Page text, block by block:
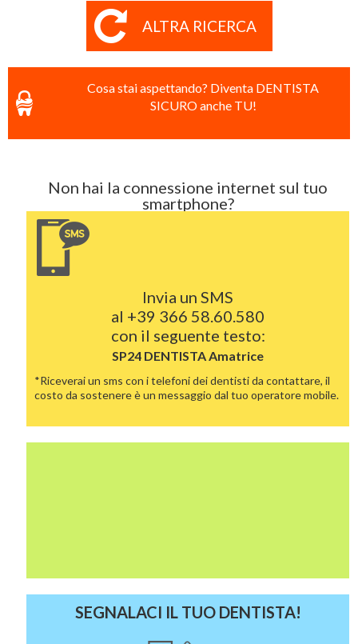
ALTRA RICERCA
Cosa stai aspettando? Diventa DENTISTA
SICURO anche TU!
Non hai la connessione internet sul tuo
smartphone?
Invia un SMS
al +39 366 58.60.580
con il seguente testo:
SP24 DENTISTAAmatrice
*Riceverai un sms con i telefoni dei dentisti da contattare, il
costo da sostenere è un messaggio dal tuo operatore mobile.
SEGNALACI IL TUO DENTISTA!